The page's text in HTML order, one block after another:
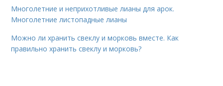
Многолетние и неприхотливые лианы для арок.
Многолетние листопадные лианы
Можно ли хранить свеклу и морковь вместе. Как
правильно хранить свеклу и морковь?